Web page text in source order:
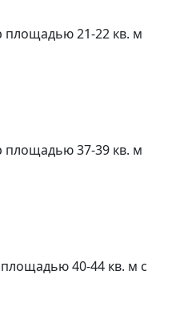
21-22 кв. м
37-39 кв. м
40-44 кв. м с